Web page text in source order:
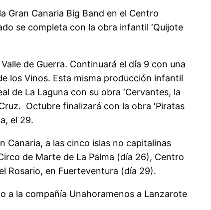
Gran Canaria Big Band en el Centro
se completa con la obra infantil ‘Quijote
de Guerra. Continuará el día 9 con una
los Vinos. Esta misma producción infantil
de La Laguna con su obra ‘Cervantes, la
Octubre finalizará con la obra ‘Piratas
el 29.
Canaria, a las cinco islas no capitalinas
de Marte de La Palma (día 26), Centro
Rosario, en Fuerteventura (día 29).
a la compañía Unahoramenos a Lanzarote